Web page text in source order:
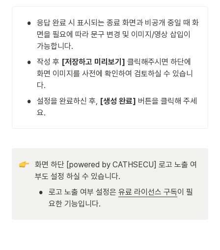
•
응답 완료 시 표시되는 종료 화면과 비공개 중일 때 화
면을 필요에 따라 문구 변경 및 이미지/영상 삽입이
가능합니다.
• 작성 후 [저장하고 미리보기] 클릭해주시면 하단에
화면 이미지를 사전에 확인하여 검토하실 수 있습니
다.
• 설정을 완료하신 후, [생성 완료] 버튼을 클릭해 주세
요.
화면 하단 [powered by CATHSECU] 로고 노출 여
부도 설정 하실 수 있습니다.
• 로고 노출 여부 설정은 유료 라이선스 구독이 필
요한 기능입니다.